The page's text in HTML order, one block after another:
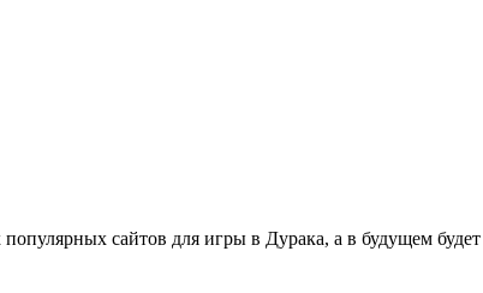
сайтов для игры в Дурака, а в будущем